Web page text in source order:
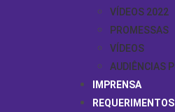
VÍDEOS 2022
PROMESSAS
VÍDEOS
AUDIÊNCIAS
IMPRENSA
REQUERIMENTOS